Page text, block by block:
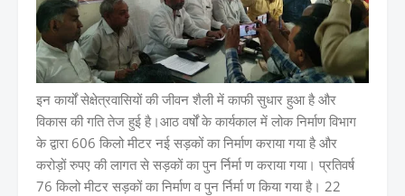
इन कार्यों सेक्षेत्रवासियों की जीवन शैली में काफी सुधार हुआ है और
विकास की गति तेज हुई है।आठ वर्षों के कार्यकाल में लोक निर्माण विभाग
के द्वारा 606 किलो मीटर नई सड़कों का निर्माण कराया गया है और
करोड़ों रुपए की लागत से सड़कों का पुन र्निर्मा ण कराया गया। प्रतिवर्ष
76 किलो मीटर सड़कों का निर्माण व पुन र्निर्मा ण किया गया है। 22